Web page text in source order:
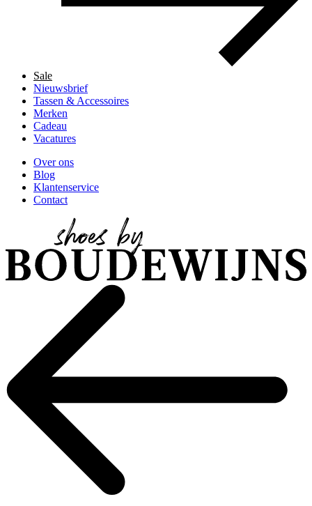
Sale
Nieuwsbrief
Tassen & Accessoires
Merken
Cadeau
Vacatures
Over ons
Blog
Klantenservice
Contact